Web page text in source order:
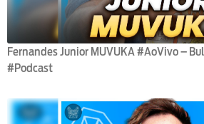
Fernandes Junior MUVUKA #AoVivo –
#Podcast